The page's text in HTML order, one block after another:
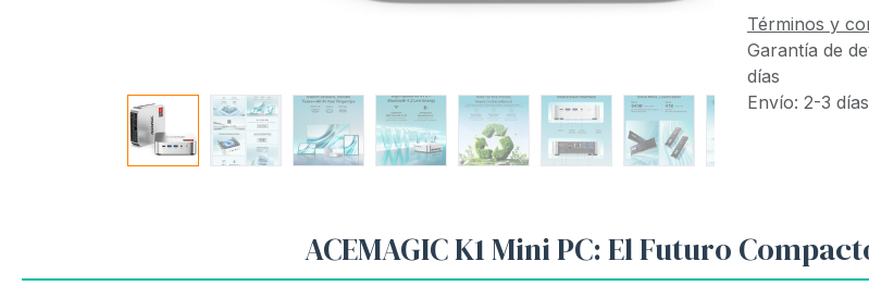
Términos y
Garantía de
días
Envío: 2-3
ACEMAGIC K1 Mini PC: El Futuro